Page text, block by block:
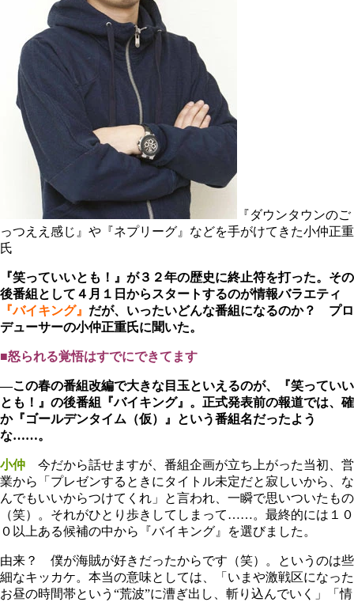
『ダウンタウンのご
っつええ感じ』や『ネプリーグ』などを手がけてきた小仲正重
氏
『笑っていいとも！』が３２年の歴史に終止符を打った。その
後番組として４月１日からスタートするのが情報バラエティ
『バイキング』 だが、いったいどんな番組になるのか？ プロ
デューサーの小仲正重氏に聞いた。
■怒られる覚悟はすでにできてます
―この春の番組改編で大きな目玉といえるのが、『笑っていい
とも！』の後番組『バイキング』。正式発表前の報道では、確
か『ゴールデンタイム（仮）』という番組名だったよう
な……。
小仲 今だから話せますが、番組企画が立ち上がった当初、営
業から「プレゼンするときにタイトル未定だと寂しいから、な
んでもいいからつけてくれ」と言われ、一瞬で思いついたもの
（笑）。それがひとり歩きしてしまって……。最終的には１０
０以上ある候補の中から『バイキング』を選びました。
由来？ 僕が海賊が好きだったからです（笑）。というのは些
細なキッカケ。本当の意味としては、「いまや激戦区になった
お昼の時間帯という“荒波”に漕ぎ出し、斬り込んでいく」「情